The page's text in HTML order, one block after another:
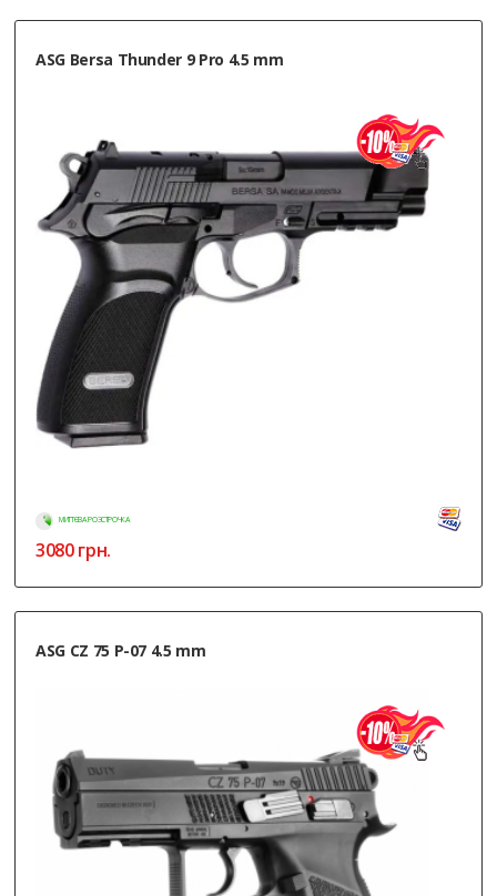
ASG Bersa Thunder 9 Pro 4.5 mm
МИТТЄВА РОЗСТРОЧКА
3080грн.
ASG CZ 75 P-07 4.5 mm